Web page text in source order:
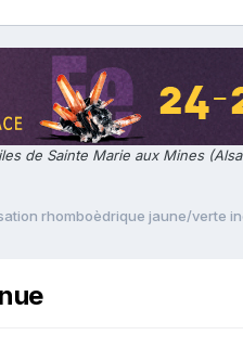
de Sainte Marie aux Mines
rhomboèdrique jaune/verte